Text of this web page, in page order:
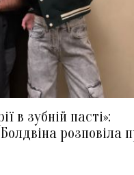
в зубній пасті»:
розповіла